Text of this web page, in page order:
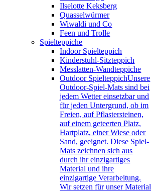
Ilselotte Keksberg
Quasselwürmer
Wiwaldi und Co
Feen und Trolle
Spielteppiche
Indoor Spielteppich
Kinderstuhl-Sitzteppich
Messlatten-Wandteppiche
Outdoor SpielteppichUnsere
Outdoor-Spiel-Mats sind bei
jedem Wetter einsetzbar und
für jeden Untergrund, ob im
Freien, auf Pflastersteinen,
auf einem geteerten Platz,
Hartplatz, einer Wiese oder
Sand, geeignet. Diese Spiel-
Mats zeichnen sich aus
durch ihr einzigartiges
Material und ihre
einzigartige Verarbeitung.
Wir setzen für unser Material